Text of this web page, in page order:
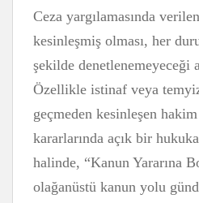
Ceza yargılamasında
kesinleşmiş olması, her
şekilde denetlenemeyeceği
Özellikle istinaf veya
geçmeden kesinleşen
kararlarında açık bir
halinde, “Kanun Yararına
olağanüstü kanun yolu